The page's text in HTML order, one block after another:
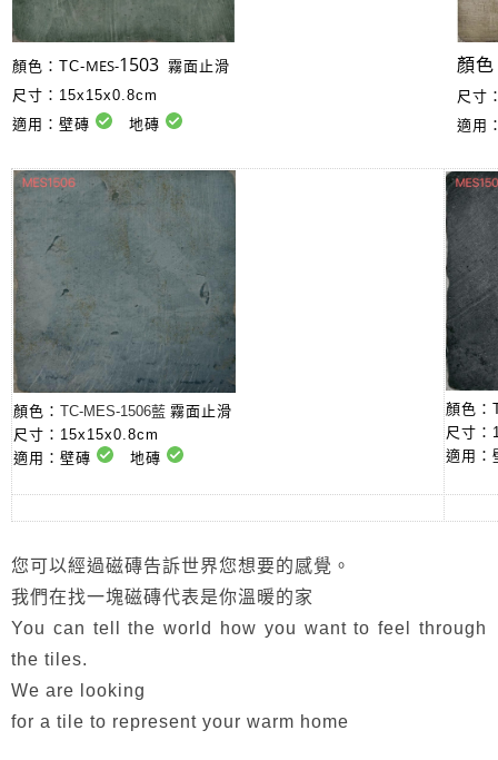
顏色：TC-MES-1503 霧面止滑
尺寸：15x15x0.8cm
適用：壁磚
地磚
顏
尺寸
適用
顏色： TC-MES-1506藍 霧面止滑
尺寸：15x15x0.8cm
適用：壁磚
地磚
顏色：
尺寸
適用
您可以經過磁磚告訴世界您想要的感覺。
我們在找一塊磁磚代表是你溫暖的家
You can tell the world how you want to feel through
the tiles.
We are looking
for a tile to represent your warm home